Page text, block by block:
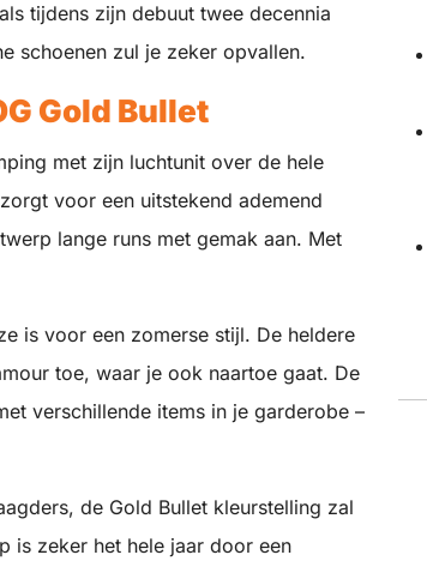
tijdens zijn debuut twee decennia
schoenen zul je zeker opvallen.
Gold Bullet
met zijn luchtunit over de hele
voor een uitstekend ademend
lange runs met gemak aan. Met
is voor een zomerse stijl. De heldere
toe, waar je ook naartoe gaat. De
verschillende items in je garderobe –
de Gold Bullet kleurstelling zal
is zeker het hele jaar door een